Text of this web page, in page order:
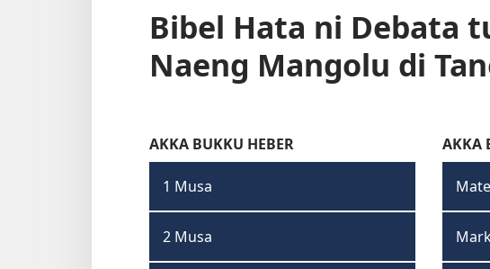
Bibel
Bibel Hata ni Debata
Naeng Mangolu di
AKKA BUKKU HEBER
1 Musa
2 Musa
AKKA